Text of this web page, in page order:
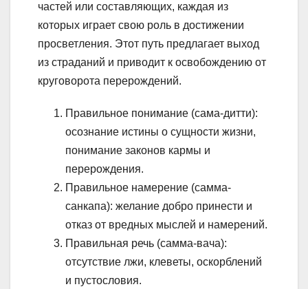
частей или составляющих, каждая из
которых играет свою роль в достижении
просветления. Этот путь предлагает выход
из страданий и приводит к освобождению от
круговорота перерождений.
Правильное понимание (сама-дитти):
осознание истины о сущности жизни,
понимание законов кармы и
перерождения.
Правильное намерение (самма-
санкапа): желание добро принести и
отказ от вредных мыслей и намерений.
Правильная речь (самма-вача):
отсутствие лжи, клеветы, оскорблений
и пустословия.